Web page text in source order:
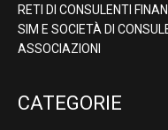
RETI DI CONSULENTI
SIM E SOCIETÀ DI
ASSOCIAZIONI
CATEGORIE